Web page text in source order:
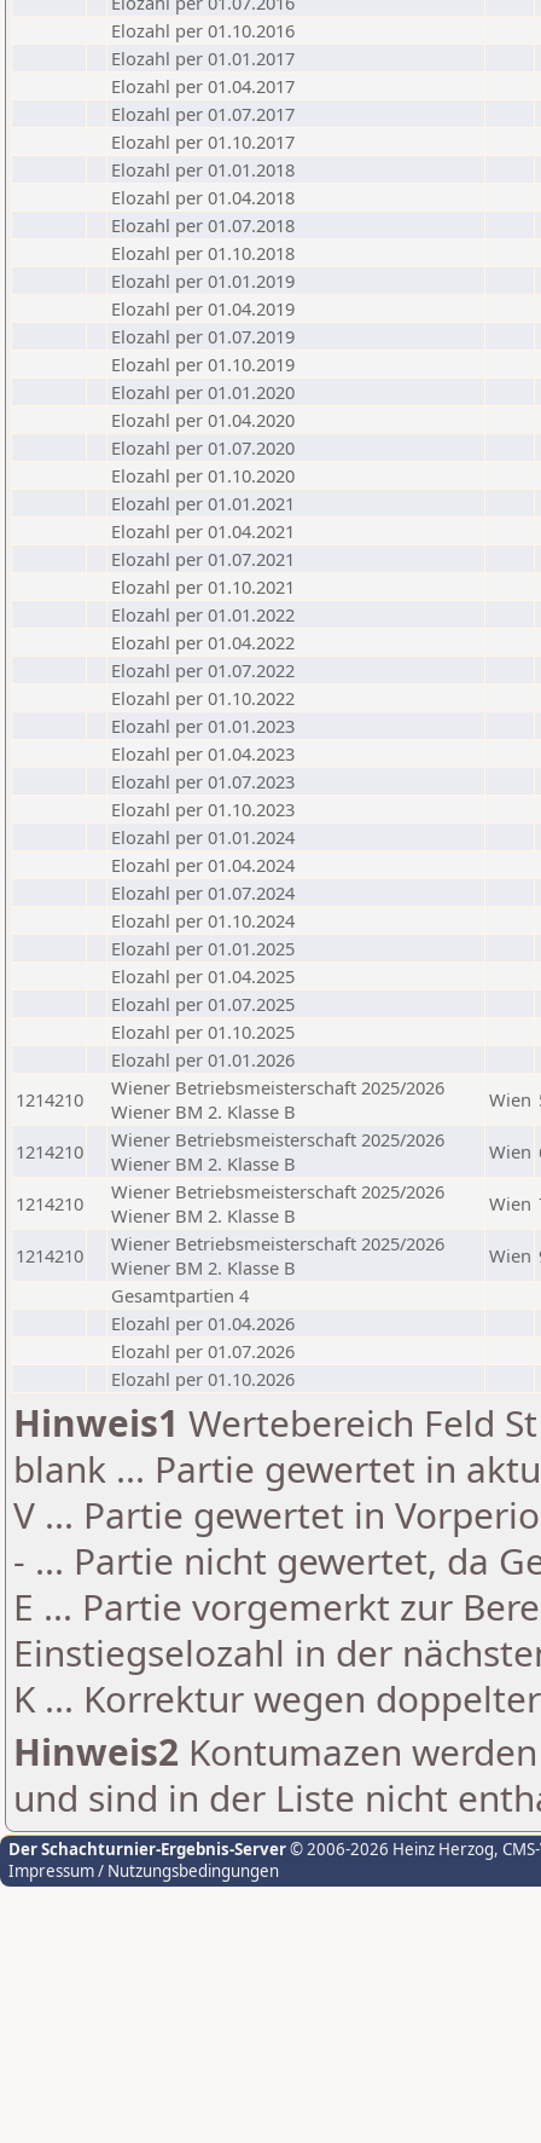
Elozahl per 01.10.2016
Elozahl per 01.01.2017
Elozahl per 01.04.2017
Elozahl per 01.07.2017
Elozahl per 01.10.2017
Elozahl per 01.01.2018
Elozahl per 01.04.2018
Elozahl per 01.07.2018
Elozahl per 01.10.2018
Elozahl per 01.01.2019
Elozahl per 01.04.2019
Elozahl per 01.07.2019
Elozahl per 01.10.2019
Elozahl per 01.01.2020
Elozahl per 01.04.2020
Elozahl per 01.07.2020
Elozahl per 01.10.2020
Elozahl per 01.01.2021
Elozahl per 01.04.2021
Elozahl per 01.07.2021
Elozahl per 01.10.2021
Elozahl per 01.01.2022
Elozahl per 01.04.2022
Elozahl per 01.07.2022
Elozahl per 01.10.2022
Elozahl per 01.01.2023
Elozahl per 01.04.2023
Elozahl per 01.07.2023
Elozahl per 01.10.2023
Elozahl per 01.01.2024
Elozahl per 01.04.2024
Elozahl per 01.07.2024
Elozahl per 01.10.2024
Elozahl per 01.01.2025
Elozahl per 01.04.2025
Elozahl per 01.07.2025
Elozahl per 01.10.2025
Elozahl per 01.01.2026
1214210
Wiener Betriebsmeisterschaft 2025/2026
Wiener BM 2. Klasse B
Wien
1214210
Wiener Betriebsmeisterschaft 2025/2026
Wiener BM 2. Klasse B
Wien
1214210
Wiener Betriebsmeisterschaft 2025/2026
Wiener BM 2. Klasse B
Wien
1214210
Wiener Betriebsmeisterschaft 2025/2026
Wiener BM 2. Klasse B
Wien
Gesamtpartien 4
Elozahl per 01.04.2026
Elozahl per 01.07.2026
Elozahl per 01.10.2026
Hinweis1 Wertebereich Feld
blank ... Partie gewertet in
V ... Partie gewertet in
- ... Partie nicht gewertet, da
E ... Partie vorgemerkt zur
Einstiegselozahl in der
K ... Korrektur wegen
Hinweis2 Kontumazen
und sind in der Liste nicht
Der Schachturnier-Ergebnis-Server© 2006-2026 Heinz Herzog,
Impressum / Nutzungsbedingungen